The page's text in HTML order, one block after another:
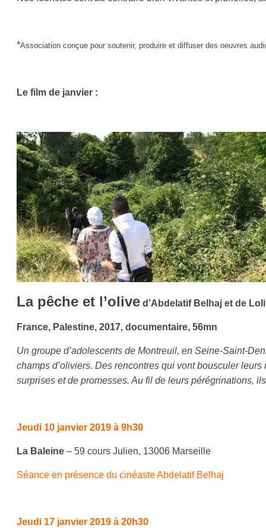
*Association conçue pour soutenir, produire et diffuser des oeuvres
Le film de janvier :
La pêche et l’olive d’Abdelatif Belhaj et de
France, Palestine, 2017, documentaire, 56mn
Un groupe d’adolescents de Montreuil, en Seine-Saint-
champs d’oliviers. Des rencontres qui vont bousculer
surprises et de promesses. Au fil de leurs pérégrinations,
Jeudi 10 janvier 2019 à 9h30
La Baleine – 59 cours Julien, 13006 Marseille
Séance en présence du cinéaste Abdelatif Belhaj
Jeudi 17 janvier 2019 à 20h30